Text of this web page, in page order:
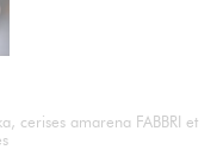
cerises amarena FABBRI et